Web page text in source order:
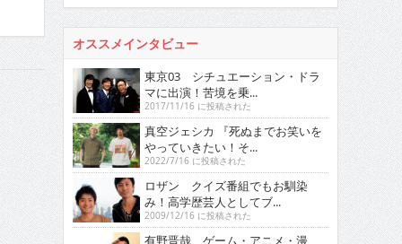
オススメインタビュー
東京03 シチュエーション・ドラ
マに出演！苦境を乗...
2017/11/16 に投稿された
真空ジェシカ 『死ぬまでお笑いを
やっていきたい！そ...
2022/7/16 に投稿された
ロザン クイズ番組でもお馴染
み！高学歴芸人としてブ...
2009/12/16 に投稿された
有野晋哉 ゲーム・アニメ・漫